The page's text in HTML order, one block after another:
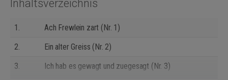
Inhaltsverzeichnis
1.
Ach Frewlein zart (Nr. 1)
2.
Ein alter Greiss (Nr. 2)
3.
Ich hab es gewagt und zuegesagt (Nr. 3)